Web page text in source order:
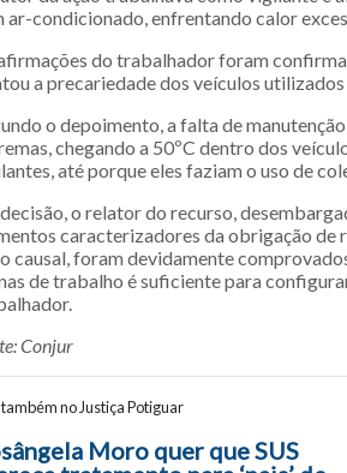
ar-condicionado, enfrentando calor
do trabalhador foram
a precariedade dos veículos utilizados
o depoimento, a falta de
chegando a 50ºC dentro dos
até porque eles faziam o uso de
o relator do recurso,
caracterizadores da obrigação de
causal, foram devidamente
de trabalho é suficiente para
Conjur
no Justiça Potiguar
entre posts
Moro quer que SUS